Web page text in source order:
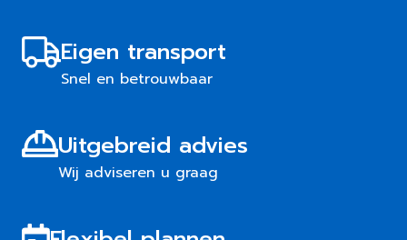
Eigen transport
Snel en betrouwbaar
Uitgebreid advies
Wij adviseren u graag